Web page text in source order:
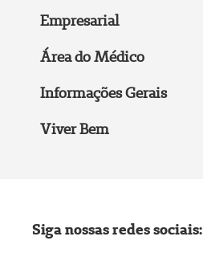
Empresarial
Área do Médico
Informações Gerais
Viver Bem
Siga nossas redes sociais: